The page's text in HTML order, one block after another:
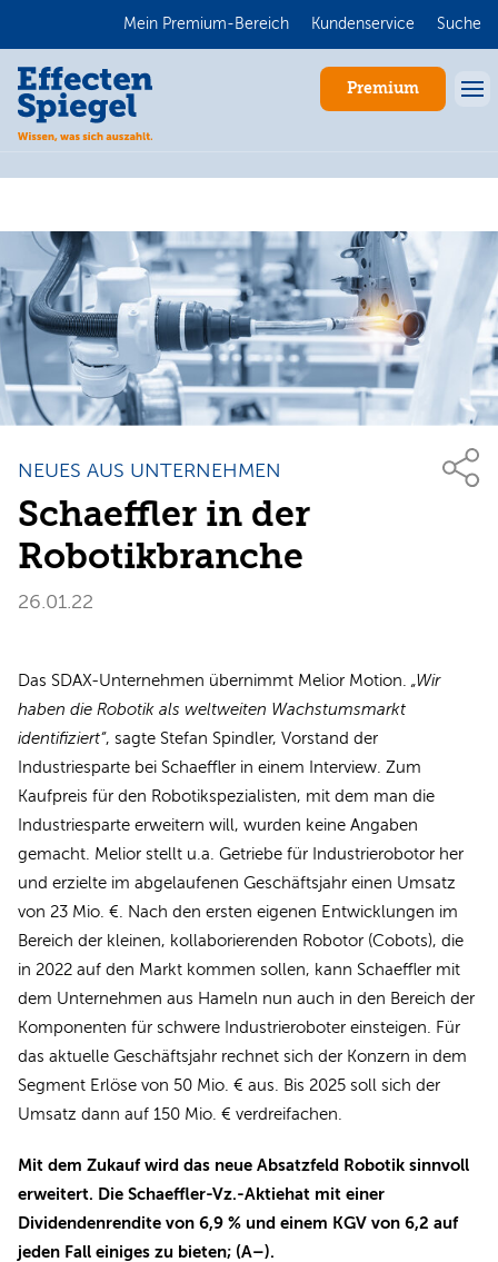
Mein Premium-Bereich Kundenservice Suche
Premium
NEUES AUS UNTERNEHMEN
Schaeffler in der
Robotikbranche
26.01.22
Das SDAX-Unternehmen übernimmt Melior Motion. „Wir
haben die Robotik als weltweiten Wachstumsmarkt
identifiziert“, sagte Stefan Spindler, Vorstand der
Industriesparte bei Schaeffler in einem Interview. Zum
Kaufpreis für den Robotikspezialisten, mit dem man die
Industriesparte erweitern will, wurden keine Angaben
gemacht. Melior stellt u.a. Getriebe für Industrierobotor her
und erzielte im abgelaufenen Geschäftsjahr einen Umsatz
von 23 Mio. €. Nach den ersten eigenen Entwicklungen im
Bereich der kleinen, kollaborierenden Robotor (Cobots), die
in 2022 auf den Markt kommen sollen, kann Schaeffler mit
dem Unternehmen aus Hameln nun auch in den Bereich der
Komponenten für schwere Industrieroboter einsteigen. Für
das aktuelle Geschäftsjahr rechnet sich der Konzern in dem
Segment Erlöse von 50 Mio. € aus. Bis 2025 soll sich der
Umsatz dann auf 150 Mio. € verdreifachen.
Mit dem Zukauf wird das neue Absatzfeld Robotik sinnvoll
erweitert. Die Schaeffler-Vz.-Aktiehat mit einer
Dividendenrendite von 6,9 % und einem KGV von 6,2 auf
jeden Fall einiges zu bieten; (A–).
Anmelden